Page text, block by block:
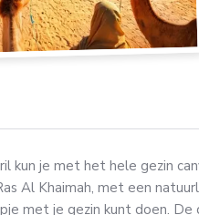
kun je met het hele gezin
Al Khaimah, met een
met je gezin kunt doen.